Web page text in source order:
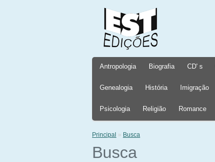
Antropologia Biografia CD' s
Genealogia História Imigração
Psicologia Religião Romance
Principal » Busca
Busca